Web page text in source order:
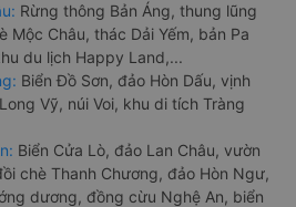
Rừng thông Bản Áng, thung lũng
Mộc Châu, thác Dải Yếm, bản Pa
du lịch Happy Land,...
Biển Đồ Sơn, đảo Hòn Dấu, vịnh
Vỹ, núi Voi, khu di tích Tràng
Biển Cửa Lò, đảo Lan Châu, vườn
chè Thanh Chương, đảo Hòn Ngư,
dương, đồng cừu Nghệ An, biển